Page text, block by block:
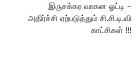
இருசக்கர வாகன ஓட்டி –
அதிர்ச்சி ஏற்படுத்தும் சி.சி.டி.வி
காட்சிகள் !!!